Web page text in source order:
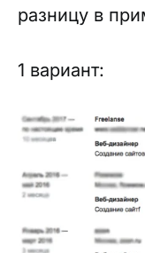
разницу в
1 вариант: